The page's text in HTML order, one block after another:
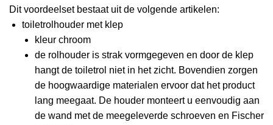
Dit voordeelset bestaat uit de volgende artikelen:
toiletrolhouder met klep
kleur chroom
de rolhouder is strak vormgegeven en door de klep
hangt de toiletrol niet in het zicht. Bovendien zorgen
de hoogwaardige materialen ervoor dat het product
lang meegaat. De houder monteert u eenvoudig aan
de wand met de meegeleverde schroeven en Fischer